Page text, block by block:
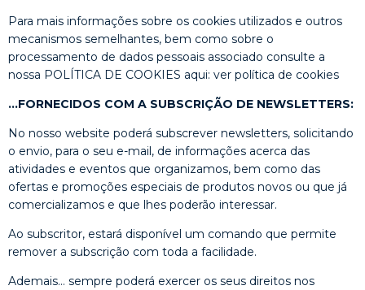
Para mais informações sobre os cookies utilizados e outros
mecanismos semelhantes, bem como sobre o
processamento de dados pessoais associado consulte a
nossa POLÍTICA DE COOKIES aqui: ver política de cookies
…FORNECIDOS COM A SUBSCRIÇÃO DE NEWSLETTERS:
No nosso website poderá subscrever newsletters, solicitando
o envio, para o seu e-mail, de informações acerca das
atividades e eventos que organizamos, bem como das
ofertas e promoções especiais de produtos novos ou que já
comercializamos e que lhes poderão interessar.
Ao subscritor, estará disponível um comando que permite
remover a subscrição com toda a facilidade.
Ademais… sempre poderá exercer os seus direitos nos